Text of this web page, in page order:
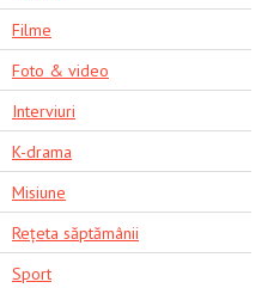
Filme
Foto & video
Interviuri
K-drama
Misiune
Rețeta săptămânii
Sport